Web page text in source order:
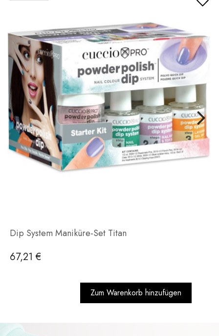
Dip System Maniküre-Set Titan
67,21 €
Zum Warenkorb hinzufügen